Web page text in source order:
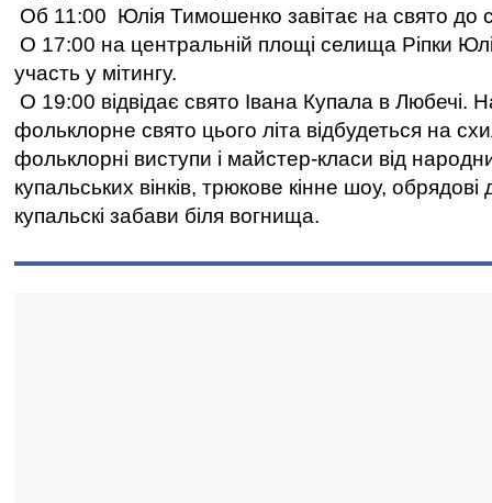
Об 11:00 Юлія Тимошенко завітає на свято до
О 17:00 на центральній площі селища Ріпки
участь у мітингу.
О 19:00 відвідає свято Івана Купала в Любечі.
фольклорне свято цього літа відбудеться на
фольклорні виступи і майстер-класи від
купальських вінків, трюкове кінне шоу, обрядові
купальскі забави біля вогнища.